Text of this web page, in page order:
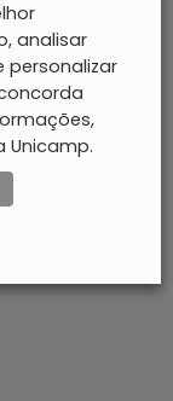
analisar
personalizar
Unicamp.